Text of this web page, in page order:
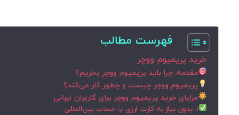
فهرست مطالب
خرید پریمیوم ووچر
مقدمه: چرا باید پریمیوم ووچر بخریم؟
پریمیوم ووچر چیست و چطور کار می‌کند؟
مزایای خرید پریمیوم ووچر برای کاربران ایرانی
۱. بدون نیاز به کارت ارزی یا حساب بین‌المللی